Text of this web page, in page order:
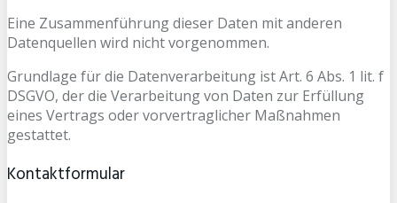
Eine Zusammenführung dieser Daten mit anderen
Datenquellen wird nicht vorgenommen.
Grundlage für die Datenverarbeitung ist Art. 6 Abs. 1 lit. f
DSGVO, der die Verarbeitung von Daten zur Erfüllung
eines Vertrags oder vorvertraglicher Maßnahmen
gestattet.
Kontaktformular